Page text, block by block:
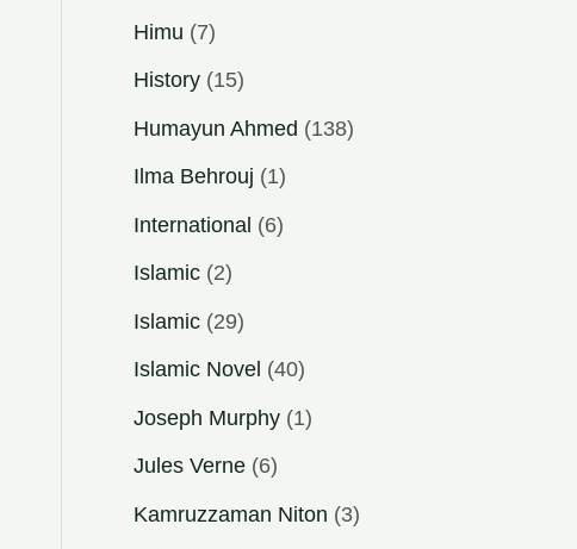
Himu (7)
History (15)
Humayun Ahmed (138)
Ilma Behrouj (1)
International (6)
Islamic (2)
Islamic (29)
Islamic Novel (40)
Joseph Murphy (1)
Jules Verne (6)
Kamruzzaman Niton (3)